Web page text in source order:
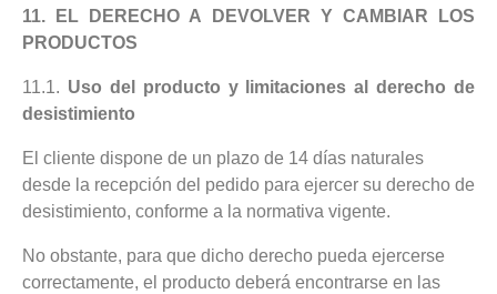
11. EL DERECHO A DEVOLVER Y CAMBIAR LOS
PRODUCTOS
11.1. Uso del producto y limitaciones al derecho de
desistimiento
El cliente dispone de un plazo de 14 días naturales
desde la recepción del pedido para ejercer su derecho de
desistimiento, conforme a la normativa vigente.
No obstante, para que dicho derecho pueda ejercerse
correctamente, el producto deberá encontrarse en las